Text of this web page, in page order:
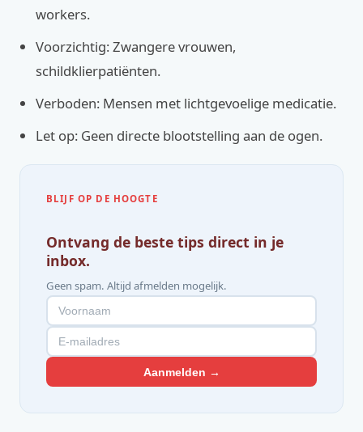
workers.
Voorzichtig: Zwangere vrouwen,
schildklierpatiënten.
Verboden: Mensen met lichtgevoelige medicatie.
Let op: Geen directe blootstelling aan de ogen.
BLIJF OP DE HOOGTE
Ontvang de beste tips direct in je
inbox.
Geen spam. Altijd afmelden mogelijk.
Aanmelden →